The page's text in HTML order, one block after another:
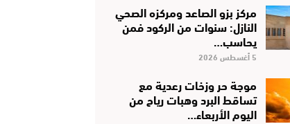
مركز بزو الصاعد ومركزه الصحي
النازل: سنوات من الركود فمن
يحاسب…
5 أغسطس 2026
موجة حر وزخات رعدية مع
تساقط البرد وهبات رياح من
اليوم الأربعاء…